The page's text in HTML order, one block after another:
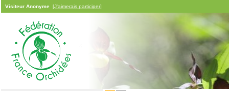
Visiteur Anonyme [J'aimerais participer]